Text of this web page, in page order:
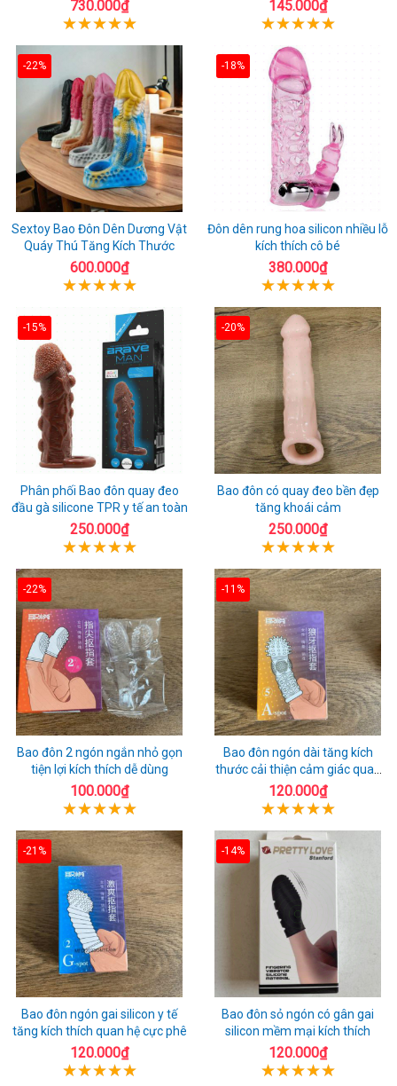
730.000₫ 145.000₫
-22%
Sextoy Bao Đôn Dên Dương Vật
Quáy Thú Tăng Kích Thước
600.000₫
-18%
Đôn dên rung hoa silicon nhiều lỗ
kích thích cô bé
380.000₫
-15%
Phân phối Bao đôn quay đeo
đầu gà silicone TPR y tế an toàn
250.000₫
-20%
Bao đôn có quay đeo bền đẹp
tăng khoái cảm
250.000₫
-22%
Bao đôn 2 ngón ngắn nhỏ gọn
tiện lợi kích thích dễ dùng
100.000₫
-11%
Bao đôn ngón dài tăng kích
thước cải thiện cảm giác quan
hệ
120.000₫
-21%
Bao đôn ngón gai silicon y tế
tăng kích thích quan hệ cực phê
120.000₫
-14%
Bao đôn sỏ ngón có gân gai
silicon mềm mại kích thích
120.000₫